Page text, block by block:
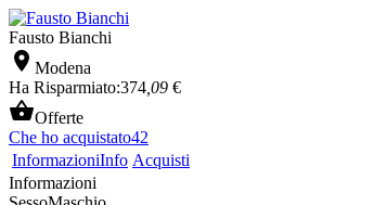
Fausto Bianchi
 Modena
Ha Risparmiato:374 ,09 €
Offerte
Che ho acquistato42
InformazioniInfo Acquisti
Informazioni